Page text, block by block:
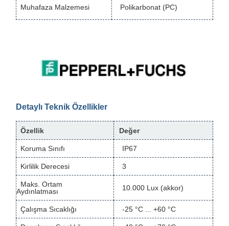
Muhafaza Malzemesi Polikarbonat (PC)
Detaylı Teknik Özellikler
Özellik Değer
Koruma Sınıfı IP67
Kirlilik Derecesi 3
Maks. Ortam
Aydınlatması
10.000 Lux (akkor)
Çalışma Sıcaklığı -25 °C ... +60 °C